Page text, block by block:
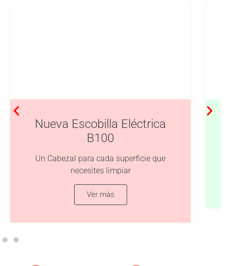
Nueva Escobilla Eléctrica
B100
Un Cabezal para cada superficie que
necesites limpiar
Ver más